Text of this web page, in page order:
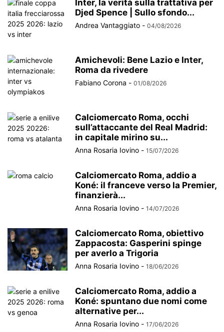
Inter, la verità sulla trattativa per
Djed Spence | Sullo sfondo...
Andrea Vantaggiato - 04/08/2026
Amichevoli: Bene Lazio e Inter,
Roma da rivedere
Fabiano Corona - 01/08/2026
Calciomercato Roma, occhi
sull’attaccante del Real Madrid:
in capitale mirino su...
Anna Rosaria Iovino - 15/07/2026
Calciomercato Roma, addio a
Koné: il franceve verso la Premier,
finanzierà...
Anna Rosaria Iovino - 14/07/2026
Calciomercato Roma, obiettivo
Zappacosta: Gasperini spinge
per averlo a Trigoria
Anna Rosaria Iovino - 18/06/2026
Calciomercato Roma, addio a
Koné: spuntano due nomi come
alternative per...
Anna Rosaria Iovino - 17/06/2026